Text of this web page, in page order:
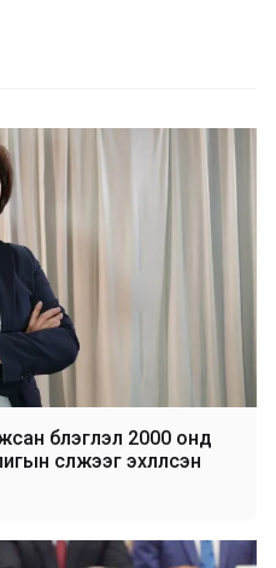
бүлэглэл 2000 онд
сүлжээг эхлүүлсэн